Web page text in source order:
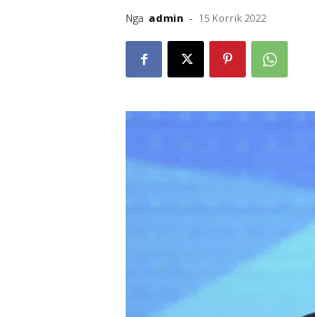
Nga admin - 15 Korrik 2022